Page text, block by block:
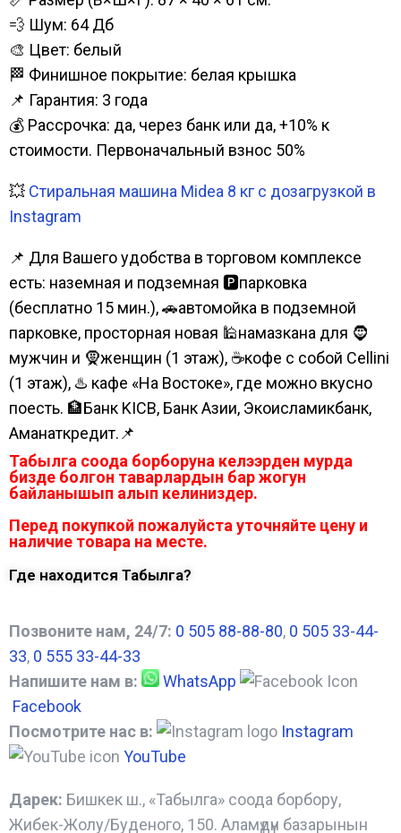
💨 Шум: 64 Дб
🎨 Цвет: белый
🏁 Финишное покрытие: белая крышка
📌 Гарантия: 3 года
💰 Рассрочка: да, через банк или да, +10% к
стоимости. Первоначальный взнос 50%
💥 Стиральная машина Midea 8 кг с дозагрузкой в
Instagram
📌 Для Вашего удобства в торговом комплексе
есть: наземная и подземная 🅿парковка
(бесплатно 15 мин.), 🚗автомойка в подземной
парковке, просторная новая 🕌намазкана для 🧔
мужчин и 🧕женщин (1 этаж), ☕кофе с собой Cellini
(1 этаж), ♨️ кафе «На Востоке», где можно вкусно
поесть. 🏦Банк KICB, Банк Азии, Экоисламикбанк,
Аманаткредит.📌
Табылга соода борборуна келээрден мурда
бизде болгон таварлардын бар жогун
байланышып алып келиниздер.
Перед покупкой пожалуйста уточняйте цену и
наличие товара на месте.
Где находится Табылга?
Позвоните нам, 24/7: 0 505 88-88-80, 0 505 33-44-
33, 0 555 33-44-33
Напишите нам в:
WhatsApp
Facebook
Посмотрите нас в:
Instagram
YouTube
Дарек: Бишкек ш., «Табылга» соода борбору,
Жибек-Жолу/Буденого, 150. Аламүдүн базарынын